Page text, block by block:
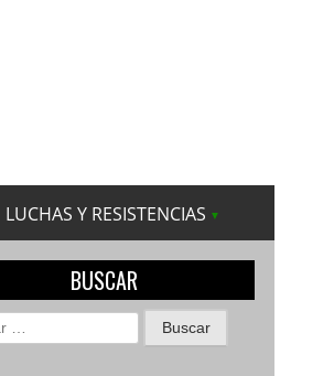
LUCHAS Y RESISTENCIAS
BUSCAR